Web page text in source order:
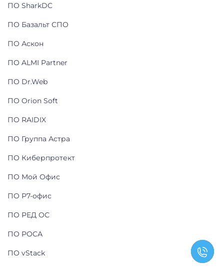
ПО SharkDC
ПО Базальт СПО
ПО Аскон
ПО ALMI Partner
ПО Dr.Web
ПО Orion Soft
ПО RAIDIX
ПО Группа Астра
ПО Киберпротект
ПО Мой Офис
ПО Р7-офис
ПО РЕД ОС
ПО РОСА
ПО vStack